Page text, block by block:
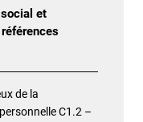
et
de la
C1.2 –